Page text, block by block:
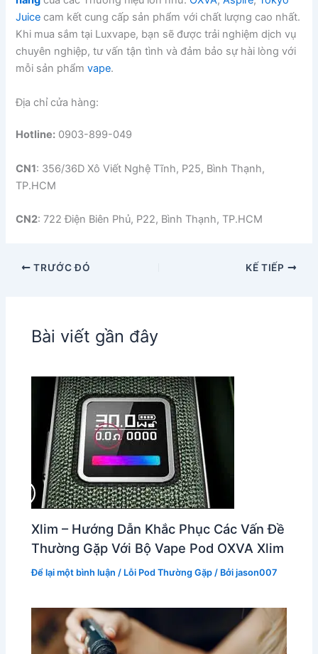
Juice cam kết cung cấp sản phẩm với chất lượng cao nhất.
Khi mua sắm tại Luxvape, bạn sẽ được trải nghiệm dịch vụ
chuyên nghiệp, tư vấn tận tình và đảm bảo sự hài lòng với
mỗi sản phẩmvape.
Địa chỉ cửa hàng:
Hotline: 0903-899-049
CN1: 356/36D Xô Viết Nghệ Tĩnh, P25, Bình Thạnh,
TP.HCM
CN2: 722 Điện Biên Phủ, P22, Bình Thạnh, TP.HCM
TRƯỚC ĐÓ KẾ TIẾP
Bài viết gần đây
Xlim – Hướng Dẫn Khắc Phục Các Vấn Đề
Thường Gặp Với Bộ Vape Pod OXVA Xlim
Để lại một bình luận / Lỗi Pod Thường Gặp / Bởijason007